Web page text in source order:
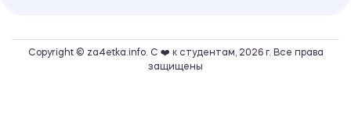
Copyright © za4etka.info. С ❤️ к студентам, 2026 г. Все права
защищены